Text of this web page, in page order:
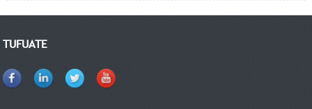
TUFUATE